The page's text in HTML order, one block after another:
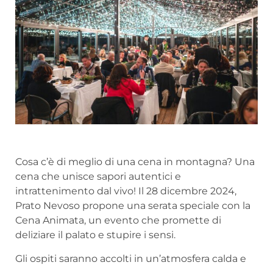
Cosa c’è di meglio di una cena in montagna? Una
cena che unisce sapori autentici e
intrattenimento dal vivo! Il 28 dicembre 2024,
Prato Nevoso propone una serata speciale con la
Cena Animata, un evento che promette di
deliziare il palato e stupire i sensi.
Gli ospiti saranno accolti in un’atmosfera calda e